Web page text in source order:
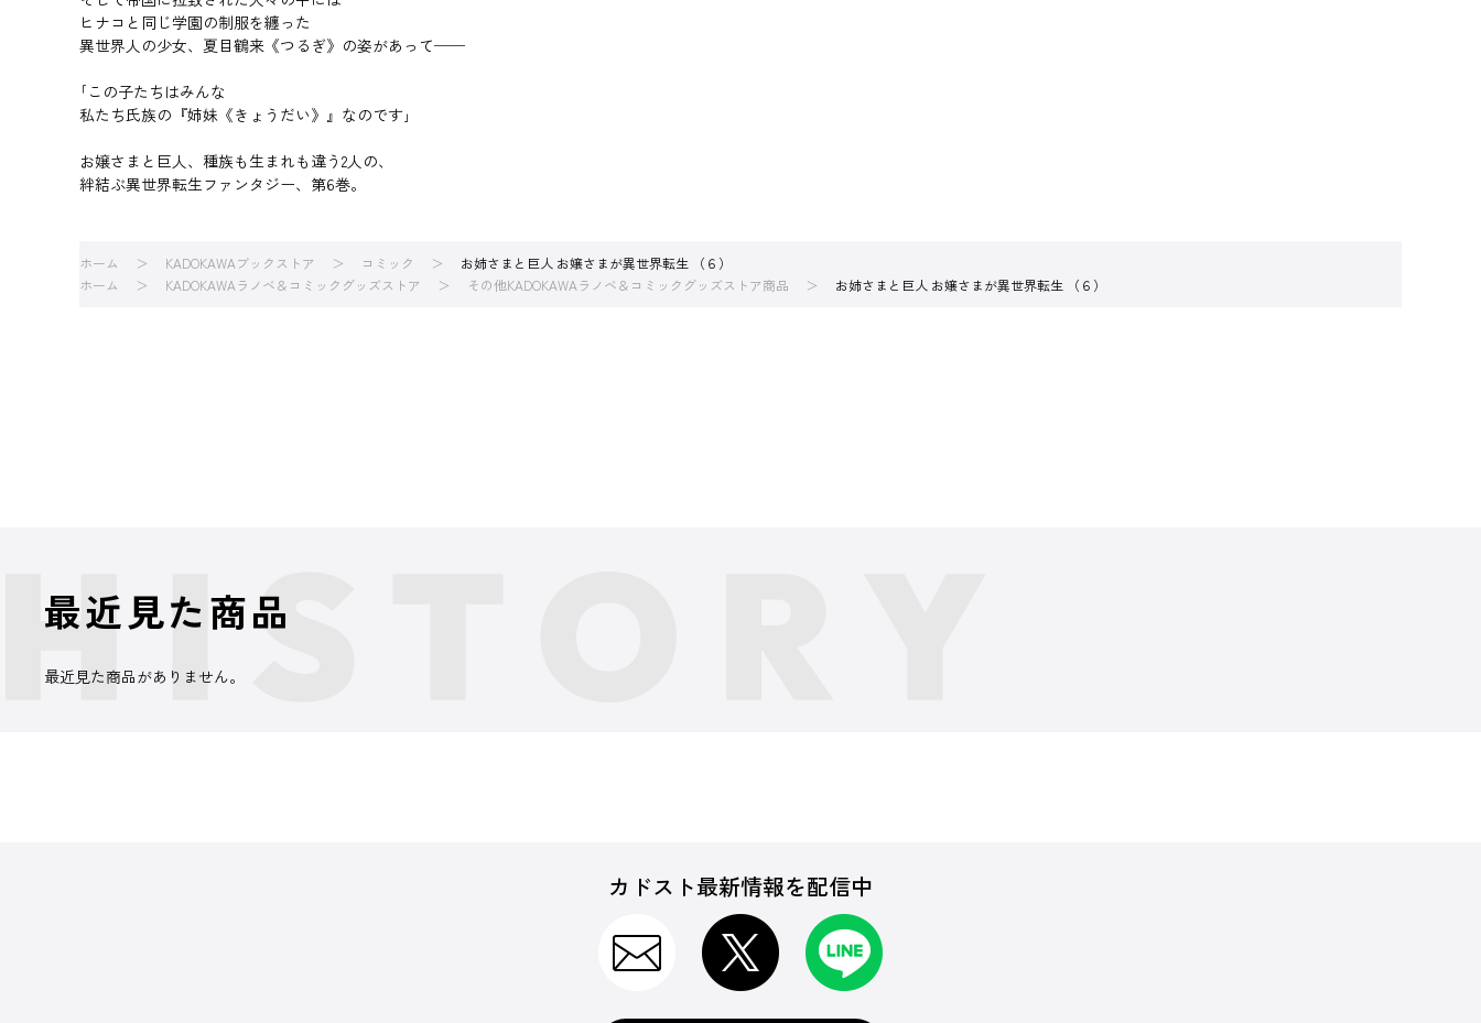
ヒナコと同じ学園の制服を纏った
異世界人の少女、夏目鶴来《つるぎ》の姿があって──
｢この子たちはみんな
私たち氏族の『姉妹《きょうだい》』なのです｣
お嬢さまと巨人、種族も生まれも違う2人の、
絆結ぶ異世界転生ファンタジー、第6巻。
ホーム KADOKAWAブックストア コミック
お姉さまと巨人 お嬢さまが異世界転生 （６）
ホーム
KADOKAWAラノベ＆コミックグッズストア その他KADOKAWAラノベ＆コミックグッズストア商品 お姉さまと巨人 お嬢さまが異世界転生 （６）
最近見た商品
最近見た商品がありません。
カドスト最新情報を配信中